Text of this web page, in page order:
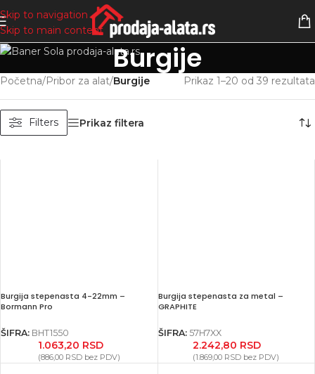
Skip to navigation
Skip to main content
Burgije
Početna/Pribor za alat/Burgije Prikaz 1–20 od 39 rezultata
Filters Prikaz filtera
Burgija stepenasta 4-22mm –
Bormann Pro
ŠIFRA: BHT1550
1.063,20 RSD
(886,00 RSDbez PDV)
Burgija stepenasta za metal –
GRAPHITE
ŠIFRA: 57H7XX
2.242,80 RSD
(1.869,00 RSD bez PDV)